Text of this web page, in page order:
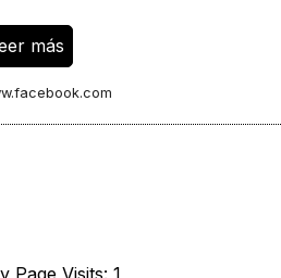
más
Page Visits: 1